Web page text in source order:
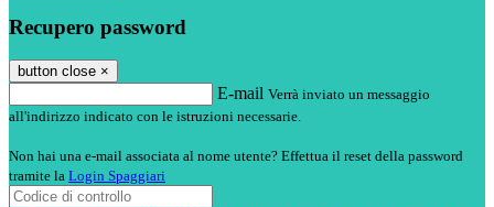
Recupero password
button close ×
E-mail Verrà inviato un messaggio
all'indirizzo indicato con le istruzioni necessarie.
Non hai una e-mail associata al nome utente? Effettua il reset della password
tramite la Login Spaggiari